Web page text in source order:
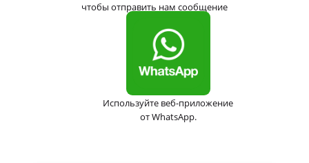
чтобы отправить нам сообщение
Используйте веб-приложение
от WhatsApp.